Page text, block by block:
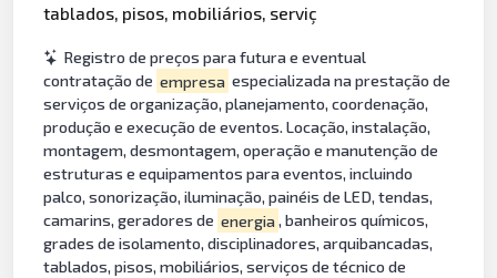
tablados, pisos, mobiliários, serviç
Registro de preços para futura e eventual
contratação de empresa especializada na prestação de
serviços de organização, planejamento, coordenação,
produção e execução de eventos. Locação, instalação,
montagem, desmontagem, operação e manutenção de
estruturas e equipamentos para eventos, incluindo
palco, sonorização, iluminação, painéis de LED, tendas,
camarins, geradores de energia, banheiros químicos,
grades de isolamento, disciplinadores, arquibancadas,
tablados, pisos, mobiliários, serviços de técnico de